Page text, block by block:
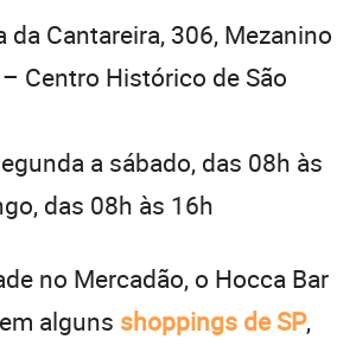
da Cantareira, 306, Mezanino
Centro Histórico de São
a sábado, das 08h às
das 08h às 16h
no Mercadão, o Hocca Bar
alguns shoppings de SP,